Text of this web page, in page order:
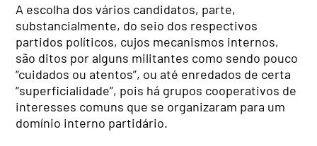
A escolha dos vários candidatos, parte,
substancialmente, do seio dos respectivos
partidos políticos, cujos mecanismos internos,
são ditos por alguns militantes como sendo pouco
“cuidados ou atentos”, ou até enredados de certa
“superficialidade”, pois há grupos cooperativos de
interesses comuns que se organizaram para um
domínio interno partidário.